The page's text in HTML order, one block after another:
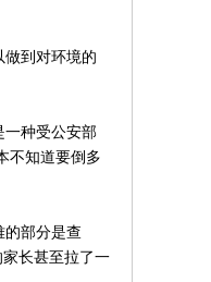
到对环境的
种受公安部
不知道要倒多
部分是查
长甚至拉了一